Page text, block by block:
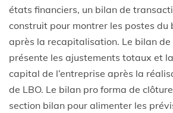
états financiers, un bilan de
construit pour montrer les postes du
après la recapitalisation. Le bilan
présente les ajustements totaux et
capital de l’entreprise après la
de LBO. Le bilan pro forma de
section bilan pour alimenter les